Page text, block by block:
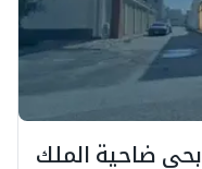
فيلا سكنية 532.23م2 بحي ضاحية الملك